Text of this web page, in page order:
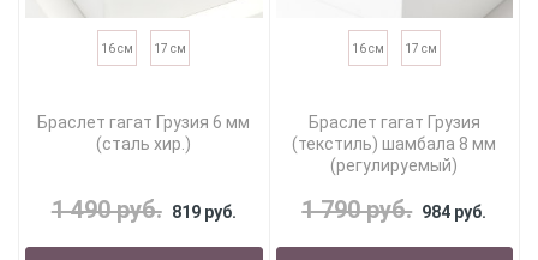
16 см 17 см
Браслет гагат Грузия 6 мм
(сталь хир.)
1 490 руб. 819 руб.
16 см 17 см
Браслет гагат Грузия
(текстиль) шамбала 8 мм
(регулируемый)
1 790 руб. 984 руб.